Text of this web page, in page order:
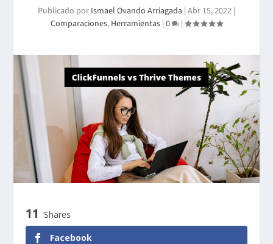
Publicado por Ismael Ovando Arriagada | Abr 15, 2022 |
Comparaciones, Herramientas | 0 |
11
Shares
Facebook